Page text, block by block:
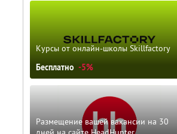
Курсы от онлайн-школы Skillfactory
Бесплатно -5%
Размещение вашей вакансии на 30